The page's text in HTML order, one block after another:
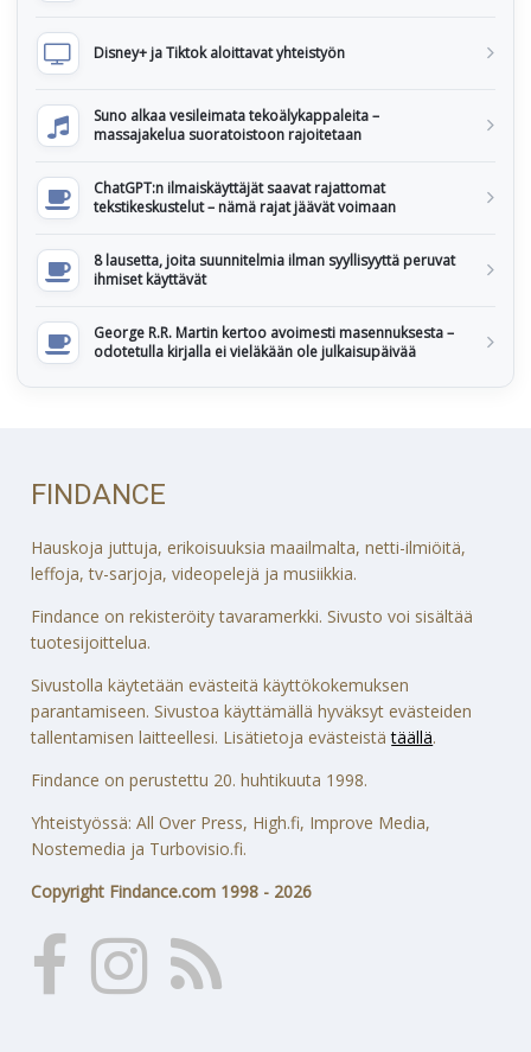
Disney+ ja Tiktok aloittavat yhteistyön
Suno alkaa vesileimata tekoälykappaleita –
massajakelua suoratoistoon rajoitetaan
ChatGPT:n ilmaiskäyttäjät saavat rajattomat
tekstikeskustelut – nämä rajat jäävät voimaan
8 lausetta, joita suunnitelmia ilman syyllisyyttä peruvat
ihmiset käyttävät
George R.R. Martin kertoo avoimesti masennuksesta –
odotetulla kirjalla ei vieläkään ole julkaisupäivää
FINDANCE
Hauskoja juttuja, erikoisuuksia maailmalta, netti-ilmiöitä,
leffoja, tv-sarjoja, videopelejä ja musiikkia.
Findance on rekisteröity tavaramerkki. Sivusto voi sisältää
tuotesijoittelua.
Sivustolla käytetään evästeitä käyttökokemuksen
parantamiseen. Sivustoa käyttämällä hyväksyt evästeiden
tallentamisen laitteellesi. Lisätietoja evästeistätäällä.
Findance on perustettu 20. huhtikuuta 1998.
Yhteistyössä: All Over Press, High.fi, Improve Media,
Nostemedia ja Turbovisio.fi.
Copyright Findance.com 1998 - 2026